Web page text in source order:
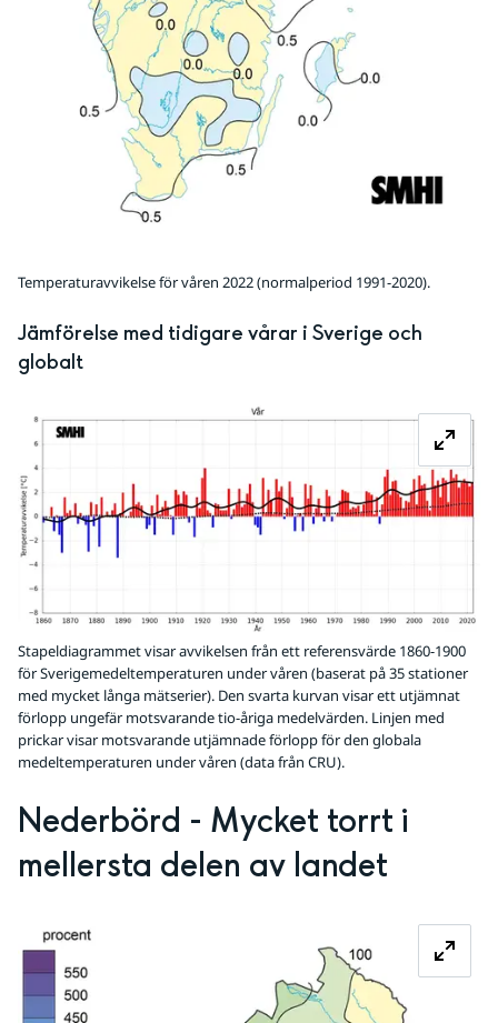
Temperaturavvikelse för våren 2022 (normalperiod 1991-2020).
Jämförelse med tidigare vårar i Sverige och
globalt
Stapeldiagrammet visar avvikelsen från ett referensvärde 1860-1900
för Sverigemedeltemperaturen under våren (baserat på 35 stationer
med mycket långa mätserier). Den svarta kurvan visar ett utjämnat
förlopp ungefär motsvarande tio-åriga medelvärden. Linjen med
prickar visar motsvarande utjämnade förlopp för den globala
medeltemperaturen under våren (data från CRU).
Nederbörd - Mycket torrt i
mellersta delen av landet